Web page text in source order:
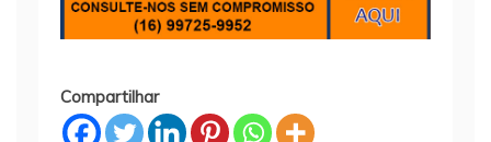
Compartilhar